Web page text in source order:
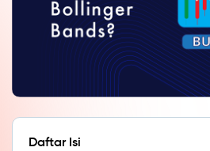
Daftar Isi